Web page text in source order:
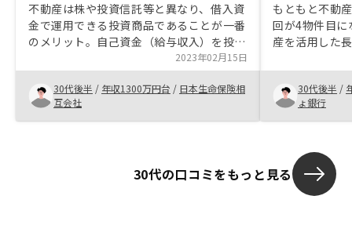
不動産は株や投資信託等と異なり、借入資
金で運用できる投資商品であることが一番
のメリット。自己資金（給与収入）を投資
に回す株や投資信託では、結局のところ利
率の良い預金とそれほど大きくリターンが
変わらない。それと比較して、低リスクで
大きなリターンが期待できる。後は私の場
合は節税効果も大きかった。申込後の詳細
程度の書類記入がいつまでに必要か等）を
2023年02月15日
30代後半 / 年収1300万円台 / 日本生命保険相
互会社
もともと不動
回が4物件目に
産を活用した
産投資の魅力
運用を考えた
安定した立地
今回ご紹介い
30代後半 /
ょ銀行
30代の口コミをもっと見る